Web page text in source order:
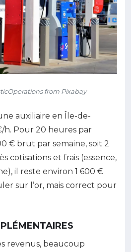
from Pixabay
auxiliaire en Île-de-
h. Pour 20 heures par
€ brut par semaine, soit 2
cotisations et frais (essence,
il reste environ 1 600 €
sur l’or, mais correct pour
revenus, beaucoup